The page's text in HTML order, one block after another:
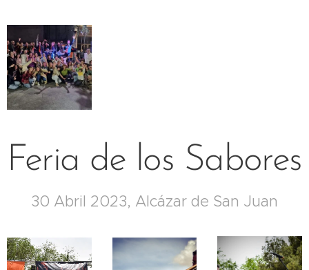
Feria de los Sabores
30 Abril 2023, Alcázar de San Juan